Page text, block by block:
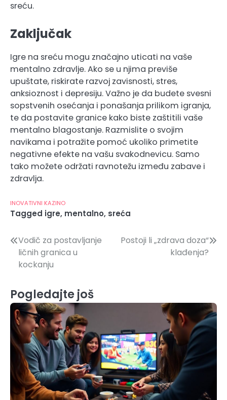
sreću.
Zaključak
Igre na sreću mogu značajno uticati na vaše
mentalno zdravlje. Ako se u njima previše
upuštate, riskirate razvoj zavisnosti, stres,
anksioznost i depresiju. Važno je da budete svesni
sopstvenih osećanja i ponašanja prilikom igranja,
te da postavite granice kako biste zaštitili vaše
mentalno blagostanje. Razmislite o svojim
navikama i potražite pomoć ukoliko primetite
negativne efekte na vašu svakodnevicu. Samo
tako možete održati ravnotežu između zabave i
zdravlja.
INOVATIVNI KAZINO
Tagged igre, mentalno, sreća
Post
navigation
Vodič za postavljanje
ličnih granica u
kockanju
Postoji li „zdrava doza“
klađenja?
Pogledajte još